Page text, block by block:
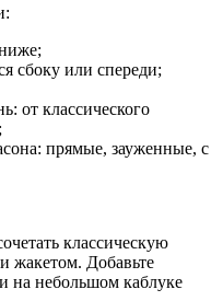
сбоку или спереди;
от классического
прямые, зауженные, с
классическую
жакетом. Добавьте
на небольшом каблуке